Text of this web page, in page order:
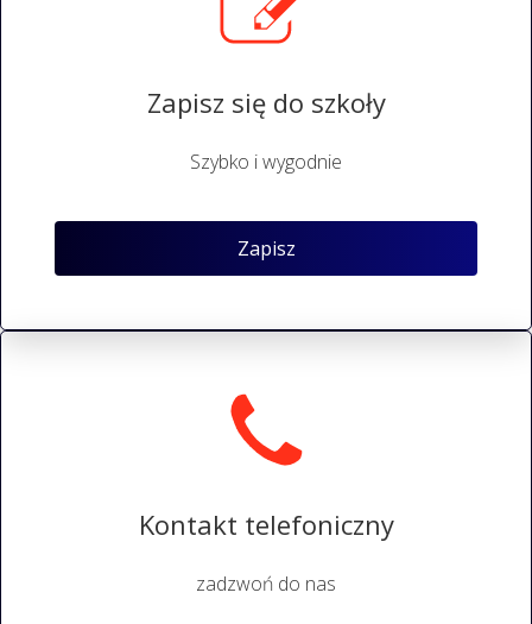
Zapisz się do szkoły
Szybko i wygodnie
Zapisz
Kontakt telefoniczny
zadzwoń do nas